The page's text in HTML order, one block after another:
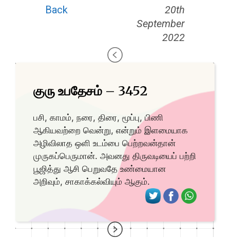
Back
20th
September
2022
குரு உபதேசம் – 3452
பசி, காமம், நரை, திரை, மூப்பு, பிணி
ஆகியவற்றை வென்று, என்றும் இளமையாக
அழிவிலாத ஒளி உடம்பை பெற்றவன்தான்
முருகப்பெருமான். அவனது திருவடியைப் பற்றி
பூஜித்து ஆசி பெறுவதே உண்மையான
அறிவும், சாகாக்கல்வியும் ஆகும்.